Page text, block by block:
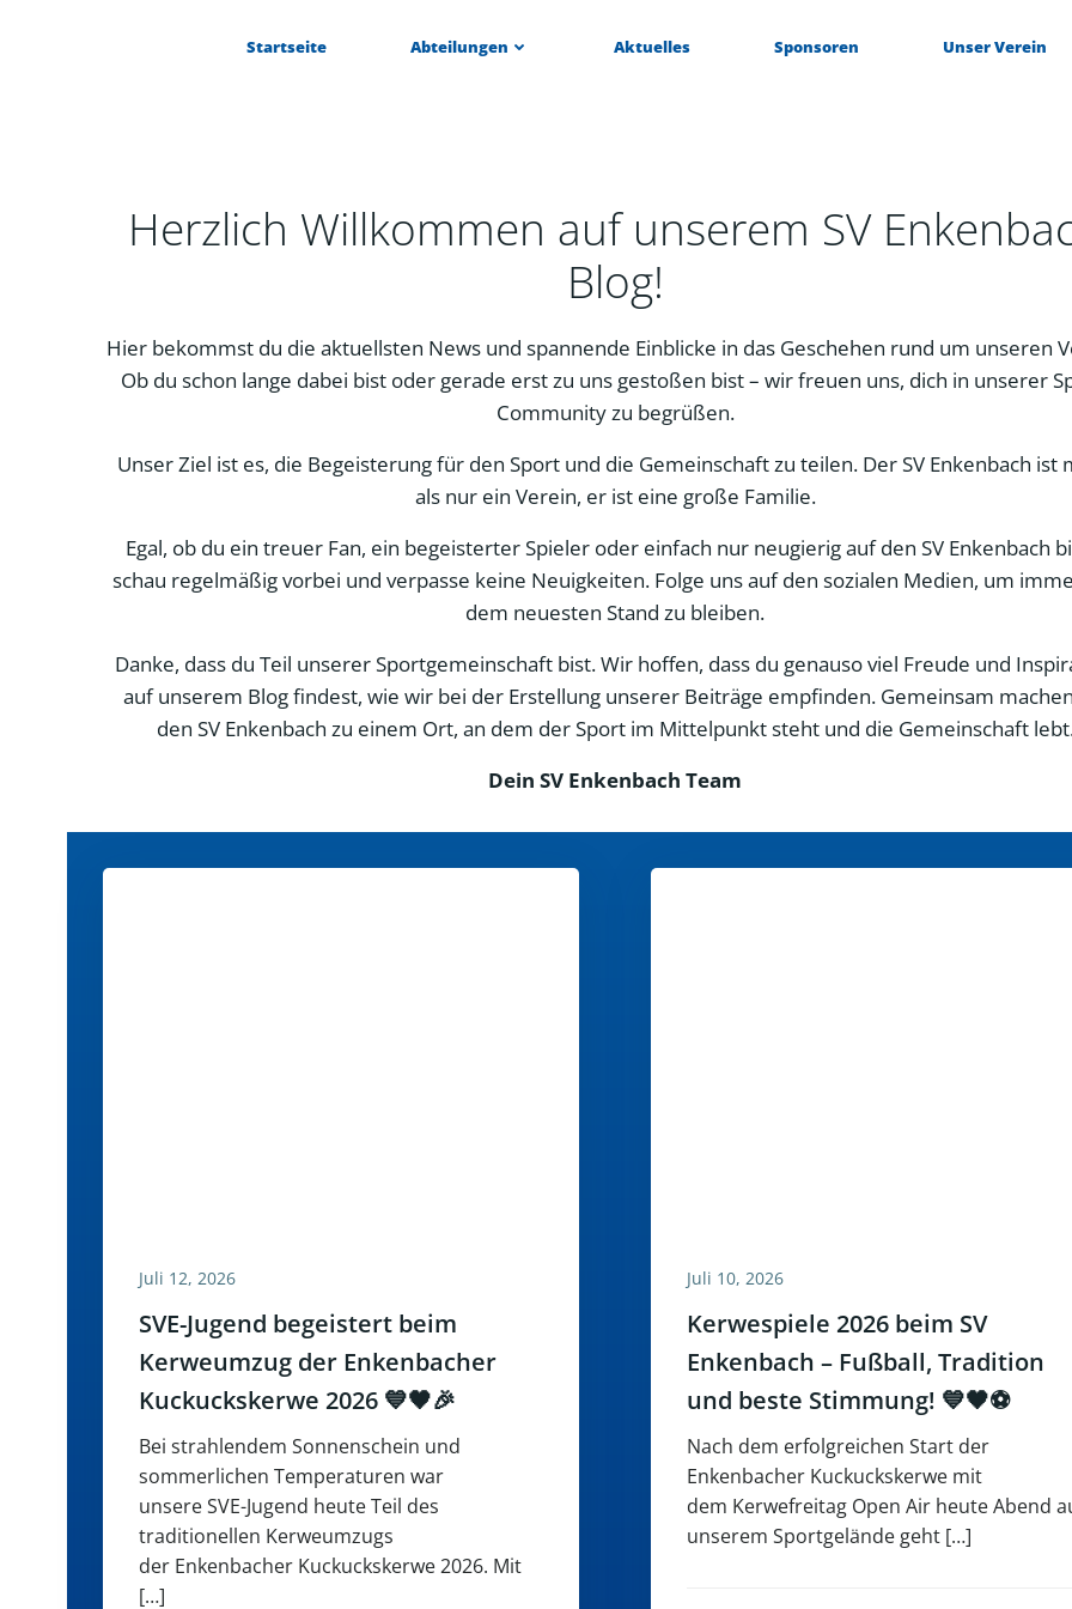
Startseite Abteilungen Aktuelles Sponsoren Unser Verein
Herzlich Willkommen auf unserem SV
Blog!
Hier bekommst du die aktuellsten News und spannende Einblicke in das Geschehen rund um unseren
Ob du schon lange dabei bist oder gerade erst zu uns gestoßen bist – wir freuen uns, dich in unserer
Community zu begrüßen.
Unser Ziel ist es, die Begeisterung für den Sport und die Gemeinschaft zu teilen. Der SV Enkenbach ist
als nur ein Verein, er ist eine große Familie.
Egal, ob du ein treuer Fan, ein begeisterter Spieler oder einfach nur neugierig auf den SV Enkenbach
schau regelmäßig vorbei und verpasse keine Neuigkeiten. Folge uns auf den sozialen Medien, um
dem neuesten Stand zu bleiben.
Danke, dass du Teil unserer Sportgemeinschaft bist. Wir hoffen, dass du genauso viel Freude und
auf unserem Blog findest, wie wir bei der Erstellung unserer Beiträge empfinden. Gemeinsam
den SV Enkenbach zu einem Ort, an dem der Sport im Mittelpunkt steht und die Gemeinschaft
Dein SV Enkenbach Team
Juli 12, 2026
SVE-Jugend begeistert beim
Kerweumzug der Enkenbacher
Kuckuckskerwe 2026 💙🖤🎉
Bei strahlendem Sonnenschein und
sommerlichen Temperaturen war
unsere SVE-Jugend heute Teil des
traditionellen Kerweumzugs
der Enkenbacher Kuckuckskerwe 2026. Mit
[…]
Juli 10, 2026
Kerwespiele 2026 beim SV
Enkenbach – Fußball, Tradition
und beste Stimmung! 💙🖤⚽
Nach dem erfolgreichen Start der
Enkenbacher Kuckuckskerwe mit
dem Kerwefreitag Open Air heute Abend
unserem Sportgelände geht […]